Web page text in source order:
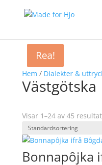
Hem / Dialekter &
Västgötska
Visar 1–24 av 45 resultat
Bonnapôjka
Rea!
Rea!
Rea!
Rea!
Rea!